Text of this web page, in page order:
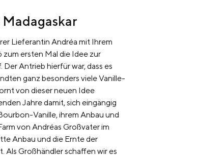
Lieferantin Andréa mit Ihrem
ersten Mal die Idee zur
Antrieb hierfür war, dass es
ganz besonders viele Vanille-
von dieser neuen Idee
Jahre damit, sich eingängig
Vanille, ihrem Anbau und
von Andréas Großvater im
Anbau und die Ernte der
Großhändler schaffen wir es